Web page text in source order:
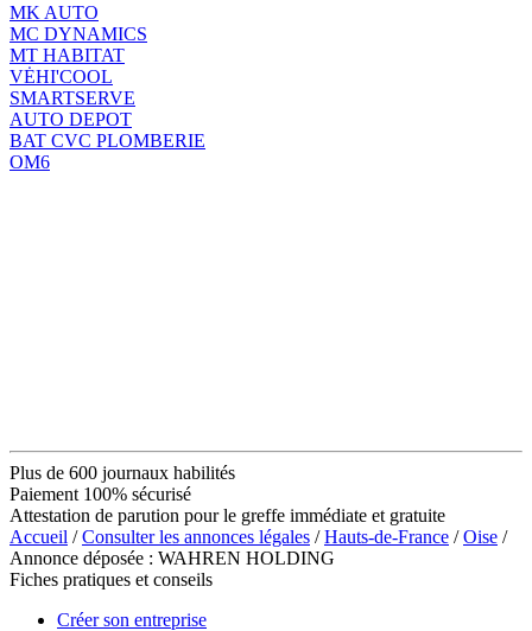
MK AUTO
MC DYNAMICS
MT HABITAT
VĖHI'COOL
SMARTSERVE
AUTO DEPOT
BAT CVC PLOMBERIE
OM6
Plus de 600 journaux habilités
Paiement 100% sécurisé
Attestation de parution pour le greffe immédiate et gratuite
Accueil /Consulter les annonces légales /Hauts-de-France /Oise /
Annonce déposée : WAHREN HOLDING
Fiches pratiques et conseils
Créer son entreprise